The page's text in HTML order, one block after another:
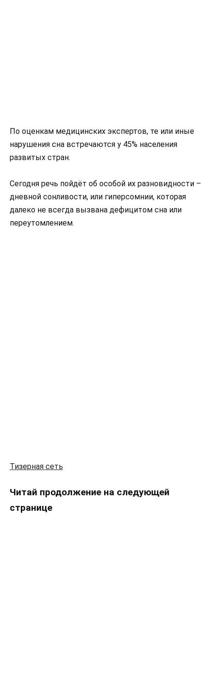
По оценкам медицинских экспертов, те или иные
нарушения сна встречаются у 45% населения
развитых стран.
Сегодня речь пойдёт об особой их разновидности –
дневной сонливости, или гиперсомнии, которая
далеко не всегда вызвана дефицитом сна или
переутомлением.
Тизерная сеть
Читай продолжение на следующей
странице